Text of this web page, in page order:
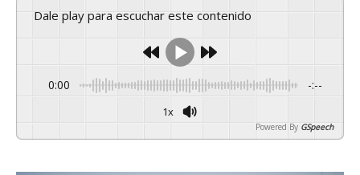
Dale play para escuchar este contenido
0:00 -:--
1x
Powered By GSpeech